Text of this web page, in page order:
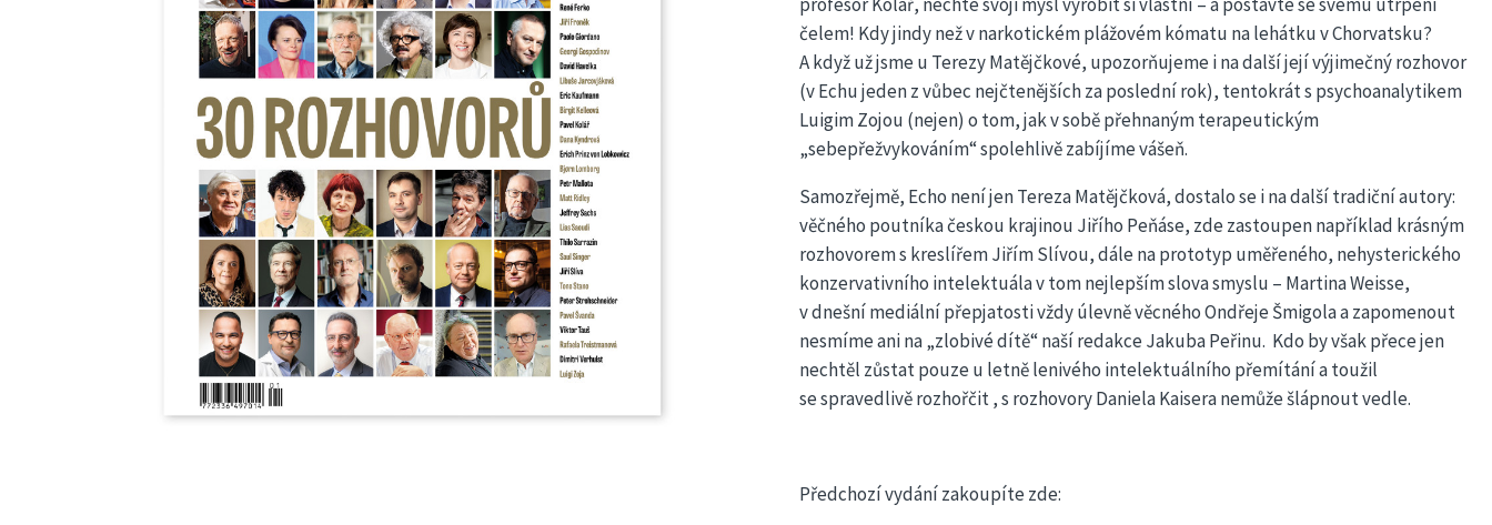
čelem! Kdy jindy než v narkotickém plážovém kómatu na lehátku v Chorvatsku?
A když už jsme u Terezy Matějčkové, upozorňujeme i na další její výjimečný rozhovor
(v Echu jeden z vůbec nejčtenějších za poslední rok), tentokrát s psychoanalytikem
Luigim Zojou (nejen) o tom, jak v sobě přehnaným terapeutickým
„sebepřežvykováním“ spolehlivě zabíjíme vášeň.
Samozřejmě, Echo není jen Tereza Matějčková, dostalo se i na další tradiční autory:
věčného poutníka českou krajinou Jiřího Peňáse, zde zastoupen například krásným
rozhovorem s kreslířem Jiřím Slívou, dále na prototyp uměřeného, nehysterického
konzervativního intelektuála v tom nejlepším slova smyslu – Martina Weisse,
v dnešní mediální přepjatosti vždy úlevně věcného Ondřeje Šmigola a zapomenout
nesmíme ani na „zlobivé dítě“ naší redakce Jakuba Peřinu. Kdo by však přece jen
nechtěl zůstat pouze u letně lenivého intelektuálního přemítání a toužil
se spravedlivě rozhořčit , s rozhovory Daniela Kaisera nemůže šlápnout vedle.
Předchozí vydání zakoupíte zde: